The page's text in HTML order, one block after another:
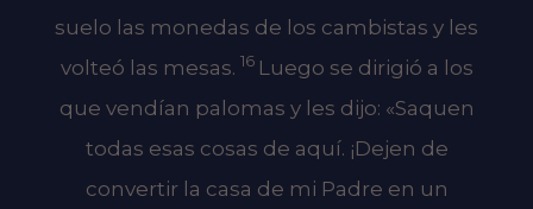
suelo las monedas de los cambistas y les
volteó las mesas. 16 Luego se dirigió a los
que vendían palomas y les dijo: «Saquen
todas esas cosas de aquí. ¡Dejen de
convertir la casa de mi Padre en un